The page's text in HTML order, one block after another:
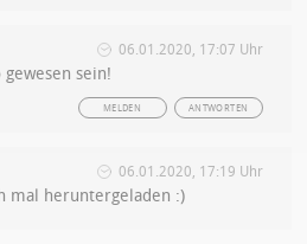
06.01.2020, 17:07 Uhr
gewesen sein!
ANTWORTEN
MELDEN
06.01.2020, 17:19 Uhr
mal heruntergeladen :)